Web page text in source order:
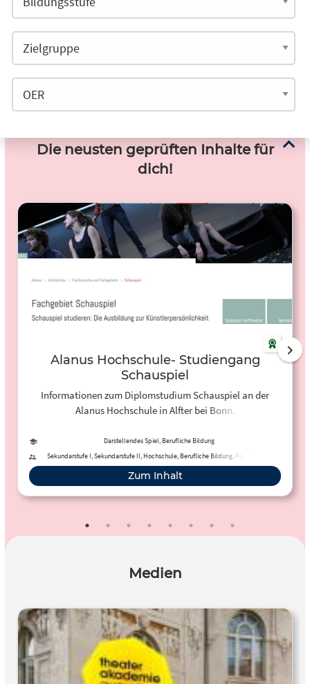
Die neusten geprüften Inhalte für
dich!
Alanus Hochschule- Studiengang
Schauspiel
Informationen zum Diplomstudium Schauspiel an der
Alanus Hochschule in Alfter bei Bonn.
Darstellendes Spiel, Berufliche Bildung
Sekundarstufe I, Sekundarstufe II, Hochschule, Berufliche Bildung, Fortbildung,
Erwachsenenbildung
Zum Inhalt
Medien